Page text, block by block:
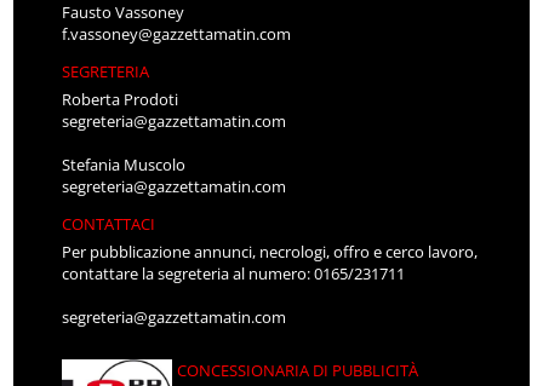
Fausto Vassoney
f.vassoney@gazzettamatin.com
SEGRETERIA
Roberta Prodoti
segreteria@gazzettamatin.com
Stefania Muscolo
segreteria@gazzettamatin.com
CONTATTACI
Per pubblicazione annunci, necrologi, offro e cerco lavoro,
contattare la segreteria al numero: 0165/231711
segreteria@gazzettamatin.com
CONCESSIONARIA DI PUBBLICITÀ